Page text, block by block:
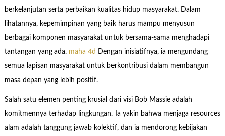
berkelanjutan serta perbaikan kualitas hidup masyarakat. Dalam
lihatannya, kepemimpinan yang baik harus mampu menyusun
berbagai komponen masyarakat untuk bersama-sama menghadapi
tantangan yang ada. maha 4d Dengan inisiatifnya, ia mengundang
semua lapisan masyarakat untuk berkontribusi dalam membangun
masa depan yang lebih positif.
Salah satu elemen penting krusial dari visi Bob Massie adalah
komitmennya terhadap lingkungan. Ia yakin bahwa menjaga resources
alam adalah tanggung jawab kolektif, dan ia mendorong kebijakan